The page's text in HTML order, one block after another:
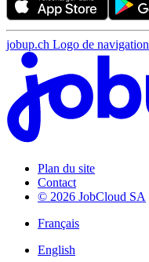
jobup.ch Logo de navigation
Plan du site
Contact
© 2026 JobCloud SA
Français
English